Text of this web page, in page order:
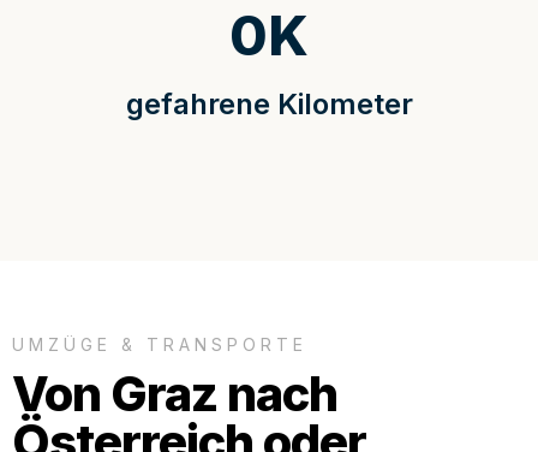
gefahrene Kilometer
0K
UMZÜGE & TRANSPORTE
Von Graz nach